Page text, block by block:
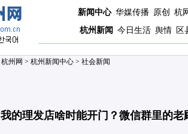
新闻中心 华媒传播 原创 杭
杭州新闻 今日生活 舆情 区
杭州网 > 杭州新闻中心 > 社会新闻
我的理发店啥时能开门？微信群里的老